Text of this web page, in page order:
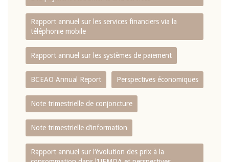
Rapport annuel sur les services financiers via la
téléphonie mobile
Rapport annuel sur les systèmes de paiement
BCEAO Annual Report Perspectives économiques
Note trimestrielle de conjoncture
Note trimestrielle d‘information
Rapport annuel sur l‘évolution des prix à la